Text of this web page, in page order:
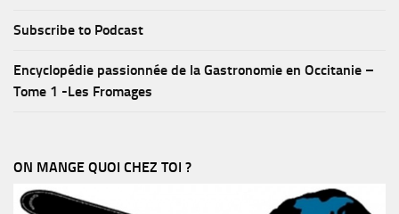
Subscribe to Podcast
Encyclopédie passionnée de la Gastronomie en Occitanie –
Tome 1 -Les Fromages
ON MANGE QUOI CHEZ TOI ?